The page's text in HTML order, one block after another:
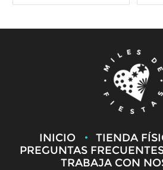
INICIO TIENDA
PREGUNTAS
TRABAJA CON